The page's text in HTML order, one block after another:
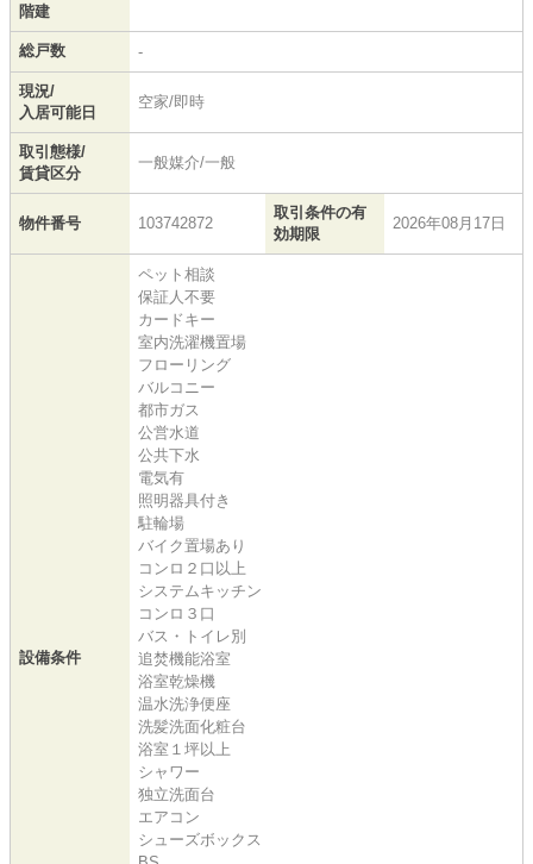
階建
総戸数 -
現況/
入居可能日
空家/即時
取引態様/
賃貸区分
一般媒介/一般
物件番号 103742872
取引条件の有
効期限
2026年08月17日
設備条件
ペット相談
保証人不要
カードキー
室内洗濯機置場
フローリング
バルコニー
都市ガス
公営水道
公共下水
電気有
照明器具付き
駐輪場
バイク置場あり
コンロ２口以上
システムキッチン
コンロ３口
バス・トイレ別
追焚機能浴室
浴室乾燥機
温水洗浄便座
洗髪洗面化粧台
浴室１坪以上
シャワー
独立洗面台
エアコン
シューズボックス